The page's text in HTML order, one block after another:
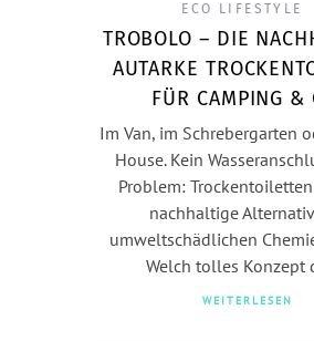
ECO LIFESTYLE
TROBOLO – DIE
AUTARKE
FÜR CAMPING &
Im Van, im Schrebergarten
House. Kein
Problem:
nachhaltige
umweltschädlichen
Welch tolles Konzept
WEITERLESEN